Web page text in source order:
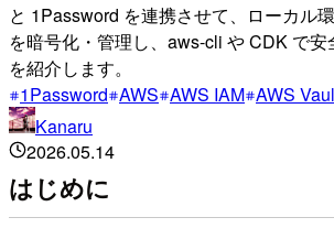
と 1Password を連携させて、ローカル
を暗号化・管理し、aws-cli や CDK で
を紹介します。
1Password AWS AWS IAM AWS
Kanaru
2026.05.14
はじめに